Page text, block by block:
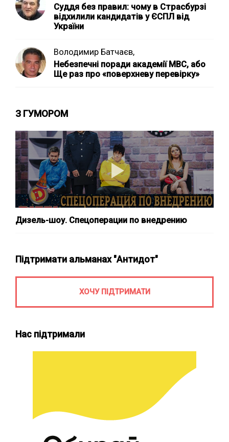
Суддя без правил: чому в Страсбурзі
відхилили кандидатів у ЄСПЛ від
України
Володимир Батчаєв,
Небезпечні поради академії МВС, або
Ще раз про «поверхневу перевірку»
З ГУМОРОМ
Дизель-шоу. Спецоперации по внедрению
Підтримати альманах "Антидот"
ХОЧУ ПІДТРИМАТИ
Нас підтримали